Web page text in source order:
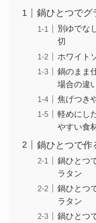
鍋ひとつでグ
別ゆでな
切
ホワイト
鍋のまま
場合の違
焦げつき
軽めにし
やすい食
鍋ひとつで作
鍋ひとつ
ラタン
鍋ひとつ
ラタン
鍋ひとつ